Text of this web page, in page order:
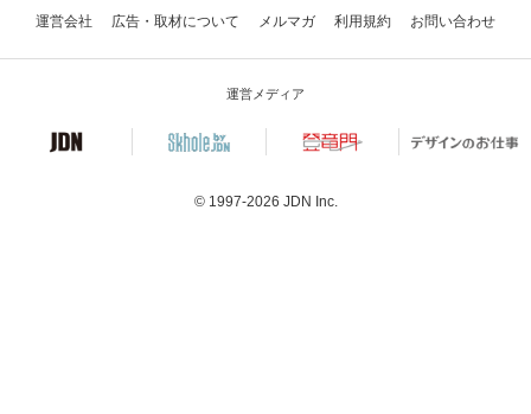
運営会社 広告・取材について メルマガ 利用規約 お問い合わせ
運営メディア
© 1997-2026 JDN Inc.